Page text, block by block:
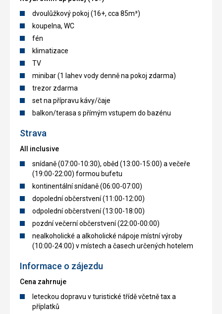
dvoulůžkový pokoj (16+, cca 85m³)
koupelna, WC
fén
klimatizace
TV
minibar (1 lahev vody denně na pokoj zdarma)
trezor zdarma
set na přípravu kávy/čaje
balkon/terasa s přímým vstupem do bazénu
Strava
All inclusive
snídaně (07:00-10:30), oběd (13:00-15:00) a večeře
(19:00-22:00) formou bufetu
kontinentální snídaně (06:00-07:00)
dopolední občerstvení (11:00-12:00)
odpolední občerstvení (13:00-18:00)
pozdní večerní občerstvení (22:00-00:00)
nealkoholické a alkoholické nápoje místní výroby
(10:00-24:00) v místech a časech určených hotelem
Informace o zájezdu
Cena zahrnuje
leteckou dopravu v turistické třídě včetně tax a
příplatků